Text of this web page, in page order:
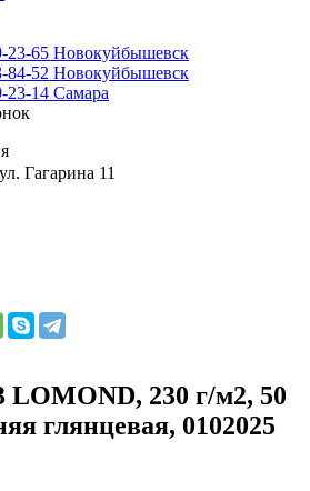
23-65 Новокуйбышевск
84-52 Новокуйбышевск
23-14 Самара
Гагарина 11
LOMOND, 230 г/м2, 50
глянцевая, 0102025